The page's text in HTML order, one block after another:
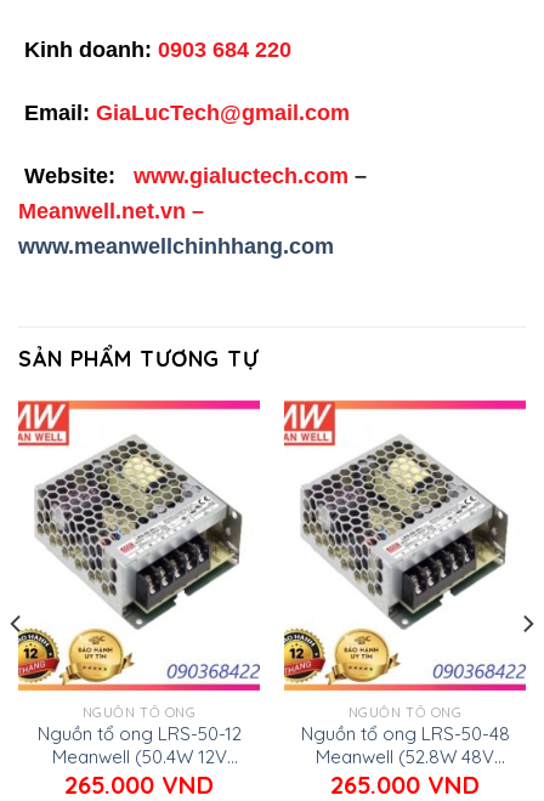
Kinh doanh: 0903 684 220
Email: GiaLucTech@gmail.com
Website: www.gialuctech.com –
Meanwell.net.vn –
www.meanwellchinhhang.com
SẢN PHẨM TƯƠNG TỰ
NGUỒN TỔ ONG
Nguồn tổ ong LRS-50-12
Meanwell (50.4W 12V
4.2A)
265.000 VND
NGUỒN TỔ ONG
Nguồn tổ ong LRS-50-48
Meanwell (52.8W 48V
1.1A)
265.000 VND